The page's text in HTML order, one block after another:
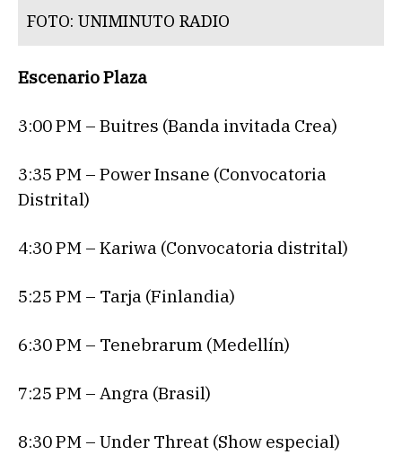
FOTO: UNIMINUTO RADIO
Escenario Plaza
3:00 PM – Buitres (Banda invitada Crea)
3:35 PM – Power Insane (Convocatoria
Distrital)
4:30 PM – Kariwa (Convocatoria distrital)
5:25 PM – Tarja (Finlandia)
6:30 PM – Tenebrarum (Medellín)
7:25 PM – Angra (Brasil)
8:30 PM – Under Threat (Show especial)